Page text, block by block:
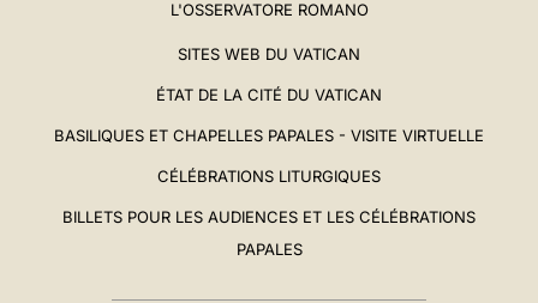
L'OSSERVATORE ROMANO
SITES WEB DU VATICAN
ÉTAT DE LA CITÉ DU VATICAN
BASILIQUES ET CHAPELLES PAPALES - VISITE VIRTUELLE
CÉLÉBRATIONS LITURGIQUES
BILLETS POUR LES AUDIENCES ET LES CÉLÉBRATIONS
PAPALES